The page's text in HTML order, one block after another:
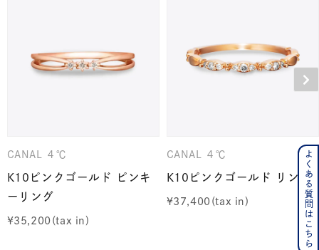
CANAL ４℃
K10ピンクゴールド ピンキ
ーリング
¥35,200
CANAL ４℃
K10ピンクゴールド リング
¥37,400 よくある質問はこちら